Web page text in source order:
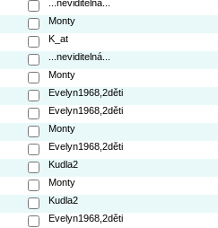
...neviditelná...
Monty
K_at
...neviditelná...
Monty
Evelyn1968,2děti
Evelyn1968,2děti
Monty
Evelyn1968,2děti
Kudla2
Monty
Kudla2
Evelyn1968,2děti